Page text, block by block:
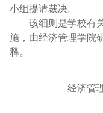
小组提请裁决。
该细则是学校有
施，由经济管理学院
释。
经济管